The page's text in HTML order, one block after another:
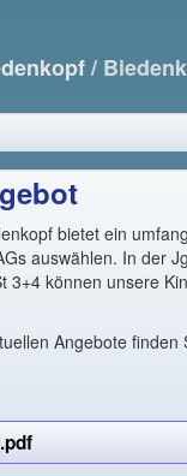
/
bietet ein
auswählen. In der
3+4 können unsere
Angebote